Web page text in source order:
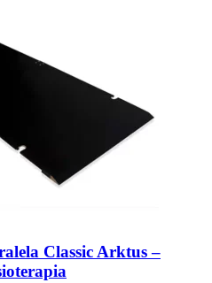
Classic Arktus –